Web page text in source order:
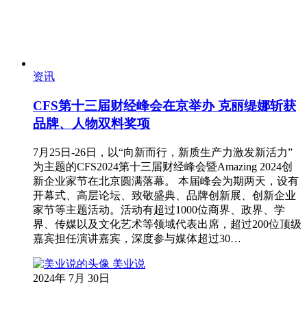
资讯
CFS第十三届财经峰会在京举办 克丽缇娜斩获
品牌、人物双料奖项
7月25日-26日，以“向新而行，新质生产力激发新活力”
为主题的CFS2024第十三届财经峰会暨Amazing 2024创
新企业家节在北京圆满落幕。 本届峰会为期两天，设有
开幕式、高层论坛、致敬盛典、品牌创新展、创新企业
家节等主题活动。活动有超过1000位商界、政界、学
界、传媒以及文化艺术等领域代表出席，超过200位顶级
嘉宾担任演讲嘉宾，深度参与媒体超过30…
美业说
2024年 7月 30日